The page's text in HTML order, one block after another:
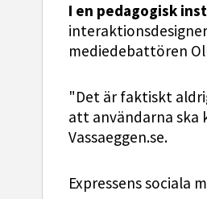
I en pedagogisk
mediedebattören
"Det är faktiskt
att användarna ska
Vassaeggen.se.
Expressens sociala